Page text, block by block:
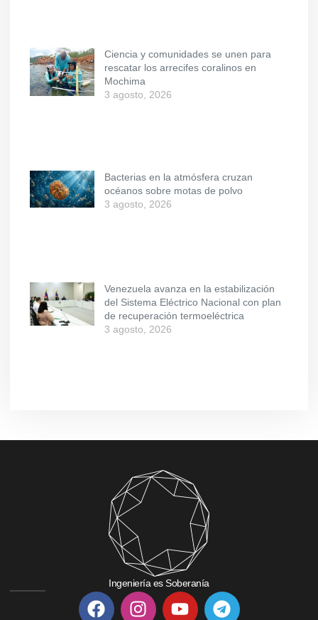
Ciencia y comunidades se unen para
rescatar los arrecifes coralinos en
Mochima
3 agosto, 2026
Bacterias en la atmósfera cruzan
océanos sobre motas de polvo
3 agosto, 2026
Venezuela avanza en la estabilización
del Sistema Eléctrico Nacional con plan
de recuperación termoeléctrica
3 agosto, 2026
Ingeniería es Soberanía